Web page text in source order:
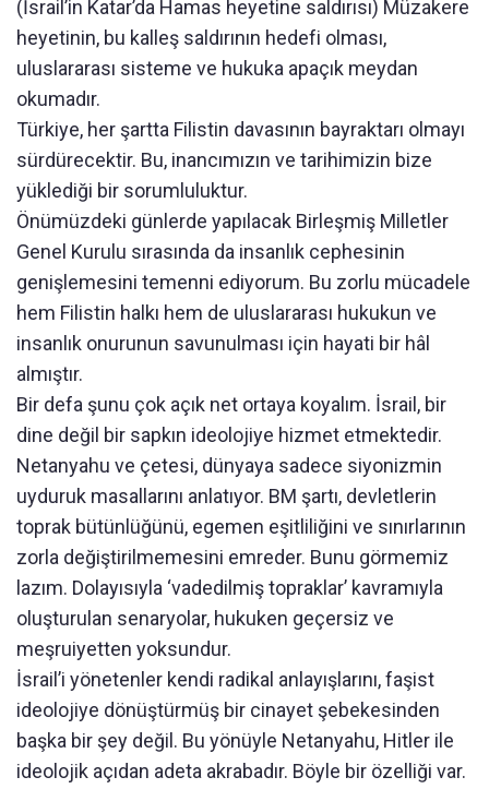
(İsrail’in Katar’da Hamas heyetine saldırısı) Müzakere
heyetinin, bu kalleş saldırının hedefi olması,
uluslararası sisteme ve hukuka apaçık meydan
okumadır.
Türkiye, her şartta Filistin davasının bayraktarı olmayı
sürdürecektir. Bu, inancımızın ve tarihimizin bize
yüklediği bir sorumluluktur.
Önümüzdeki günlerde yapılacak Birleşmiş Milletler
Genel Kurulu sırasında da insanlık cephesinin
genişlemesini temenni ediyorum. Bu zorlu mücadele
hem Filistin halkı hem de uluslararası hukukun ve
insanlık onurunun savunulması için hayati bir hâl
almıştır.
Bir defa şunu çok açık net ortaya koyalım. İsrail, bir
dine değil bir sapkın ideolojiye hizmet etmektedir.
Netanyahu ve çetesi, dünyaya sadece siyonizmin
uyduruk masallarını anlatıyor. BM şartı, devletlerin
toprak bütünlüğünü, egemen eşitliliğini ve sınırlarının
zorla değiştirilmemesini emreder. Bunu görmemiz
lazım. Dolayısıyla ‘vadedilmiş topraklar’ kavramıyla
oluşturulan senaryolar, hukuken geçersiz ve
meşruiyetten yoksundur.
İsrail’i yönetenler kendi radikal anlayışlarını, faşist
ideolojiye dönüştürmüş bir cinayet şebekesinden
başka bir şey değil. Bu yönüyle Netanyahu, Hitler ile
ideolojik açıdan adeta akrabadır. Böyle bir özelliği var.